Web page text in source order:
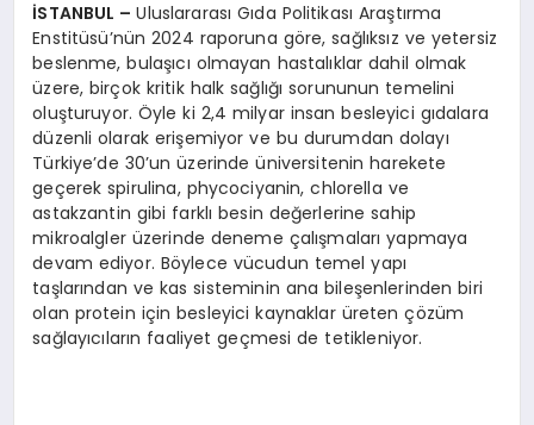
İSTANBUL –Uluslararası Gıda Politikası Araştırma
Enstitüsü’nün 2024 raporuna göre, sağlıksız ve yetersiz
beslenme, bulaşıcı olmayan hastalıklar dahil olmak
üzere, birçok kritik halk sağlığı sorununun temelini
oluşturuyor. Öyle ki 2,4 milyar insan besleyici gıdalara
düzenli olarak erişemiyor ve bu durumdan dolayı
Türkiye’de 30’un üzerinde üniversitenin harekete
geçerek spirulina, phycociyanin, chlorella ve
astakzantin gibi farklı besin değerlerine sahip
mikroalgler üzerinde deneme çalışmaları yapmaya
devam ediyor. Böylece vücudun temel yapı
taşlarından ve kas sisteminin ana bileşenlerinden biri
olan protein için besleyici kaynaklar üreten çözüm
sağlayıcıların faaliyet geçmesi de tetikleniyor.